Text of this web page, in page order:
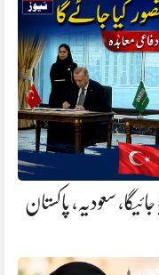
سعودیہ، پاکستان